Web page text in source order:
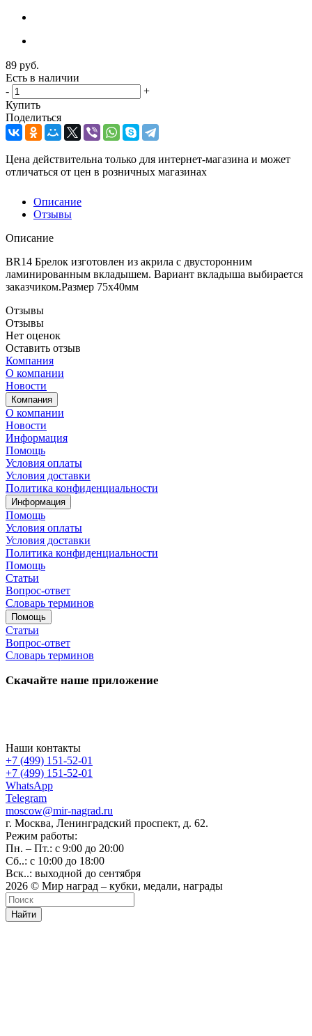
89 руб.
Есть в наличии
-
+
Купить
Поделиться
Цена действительна только для интернет-магазина и может
отличаться от цен в розничных магазинах
Описание
Отзывы
Описание
BR14 Брелок изготовлен из акрила с двусторонним
ламинированным вкладышем. Вариант вкладыша выбирается
заказчиком.Размер 75х40мм
Отзывы
Отзывы
Нет оценок
Оставить отзыв
Компания
О компании
Новости
Компания
О компании
Новости
Информация
Помощь
Условия оплаты
Условия доставки
Политика конфиденциальности
Информация
Помощь
Условия оплаты
Условия доставки
Политика конфиденциальности
Помощь
Статьи
Вопрос-ответ
Словарь терминов
Помощь
Статьи
Вопрос-ответ
Словарь терминов
Скачайте наше приложение
Наши контакты
+7 (499) 151-52-01
+7 (499) 151-52-01
WhatsApp
Telegram
moscow@mir-nagrad.ru
г. Москва, Ленинградский проспект, д. 62.
Режим работы:
Пн. – Пт.: с 9:00 до 20:00
Сб..: с 10:00 до 18:00
Вск..: выходной до сентября
2026 © Мир наград – кубки, медали, награды
Найти